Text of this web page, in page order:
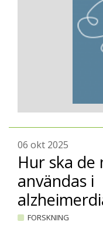
06 okt 2025
Hur ska
användas i
FORSKNING